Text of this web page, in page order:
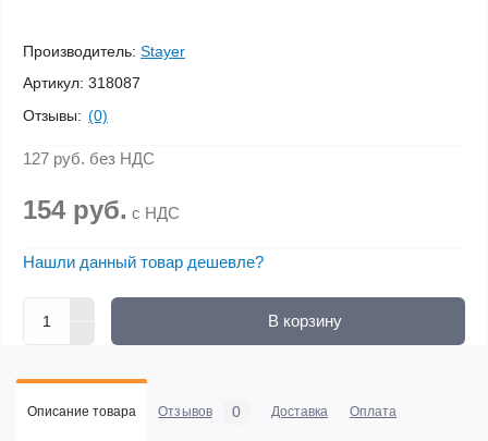
Производитель: Stayer
Артикул: 318087
Отзывы: (0)
127 руб. без НДС
154 руб. с НДС
Нашли данный товар дешевле?
В корзину
Описание товара Отзывов 0 Доставка Оплата